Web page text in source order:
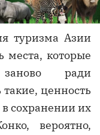
туризма Азии
места, которые
заново ради
такие, ценность
сохранении их
вероятно,